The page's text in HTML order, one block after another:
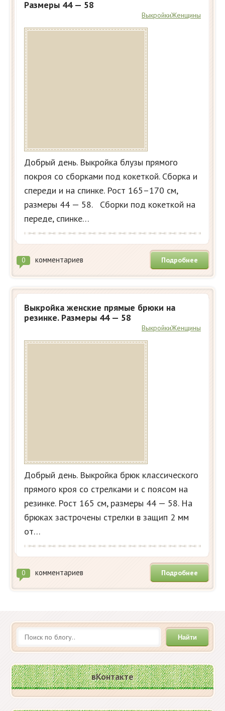
Размеры 44 — 58
ВыкройкиЖенщины
Добрый день. Выкройка блузы прямого
покроя со сборками под кокеткой. Сборка и
спереди и на спинке. Рост 165–170 см,
размеры 44 — 58. Сборки под кокеткой на
переде, спинке…
0 комментариев Подробнее
Выкройка женские прямые брюки на
резинке. Размеры 44 — 58
ВыкройкиЖенщины
Добрый день. Выкройка брюк классического
прямого кроя со стрелками и с поясом на
резинке. Рост 165 см, размеры 44 — 58. На
брюках застрочены стрелки в защип 2 мм
от…
0 комментариев Подробнее
Найти
вКонтакте